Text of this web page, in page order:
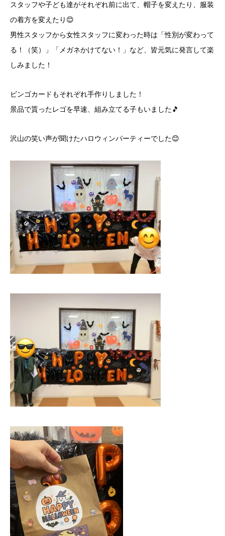
スタッフや子ども達がそれぞれ前に出て、帽子を変えたり、服装
の着方を変えたり😊
男性スタッフから女性スタッフに変わった時は「性別が変わって
る！（笑）」「メガネかけてない！」など、皆元気に発言して楽
しみました！
ビンゴカードもそれぞれ手作りしました！
景品で貰ったレゴを早速、組み立てる子もいました🎵
沢山の笑い声が聞けたハロウィンパーティーでした😊